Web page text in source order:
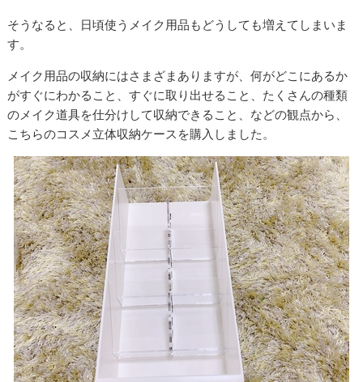
そうなると、日頃使うメイク用品もどうしても増えてしまいま
す。
メイク用品の収納にはさまざまありますが、何がどこにあるか
がすぐにわかること、すぐに取り出せること、たくさんの種類
のメイク道具を仕分けして収納できること、などの観点から、
こちらのコスメ立体収納ケースを購入しました。